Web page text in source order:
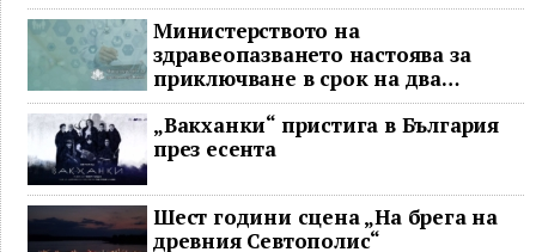
Министерството на
здравеопазването настоява за
приключване в срок на два
ключови строителни проекта
„Вакханки“ пристига в България
през есента
Шест години сцена „На брега на
древния Севтополис“